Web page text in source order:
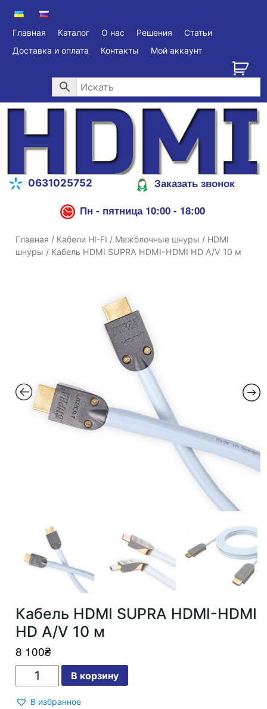
Главная Каталог О нас Решения
Статьи
Доставка и оплата
Контакты Мой аккаунт
0631025752
Заказать звонок
Пн - пятница 10:00 - 18:00
Главная / Кабели HI-FI / Межблочные шнуры / HDMI
шнуры / Кабель HDMI SUPRA HDMI-HDMI HD A/V 10 м
Кабель HDMI SUPRA HDMI-HDMI
HD A/V 10 м
8 100₴
HDMI
HDMI-
В корзину
В избранное